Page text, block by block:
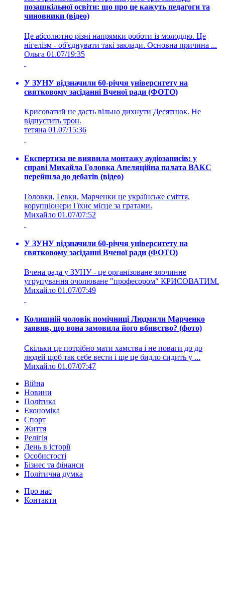
позашкільної освіти: що про це кажуть педагоги та
чиновники (відео)
Це абсолютно різні напрямки роботи із молоддю. Це
нігелізм - об'єднувати такі заклади. Основна причина ...
Ольга 01.07/19:35
У ЗУНУ відзначили 60-річчя університету на
святковому засіданні Вченої ради (ФОТО)
Крисоватий не дасть вільно дихнути Десятнюк. Не
відпустить трон.
тетяна 01.07/15:36
Експертиза не виявила монтажу аудіозаписів: у
справі Михайла Головка Апеляційна палата ВАКС
перейшла до дебатів (відео)
Головки, Гевки, Марченки це українське сміття,
корупціонери і їхнє місце за гратами.
Михайло 01.07/07:52
У ЗУНУ відзначили 60-річчя університету на
святковому засіданні Вченої ради (ФОТО)
Вчена рада у ЗУНУ - це організоване злочинне
угрупування очолюване "професором" КРИСОВАТИМ.
Михайло 01.07/07:49
Колишній чоловік помічниці Людмили Марченко
заявив, що вона замовила його вбивство? (фото)
Скільки це потрібно мати хамства і не поваги до до
людей щоб так себе вести і ще це бидло сидить у ...
Михайло 01.07/07:47
Війна
Новини
Політика
Економіка
Спорт
Життя
Релігія
День в історії
Особистості
Бізнес та фінанси
Політична думка
Про нас
Контакти